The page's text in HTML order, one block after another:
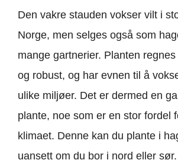
Den vakre stauden vokser vilt i
Norge, men selges også som
mange gartnerier. Planten
og robust, og har evnen til å
ulike miljøer. Det er dermed en
plante, noe som er en stor fordel
klimaet. Denne kan du plante i
uansett om du bor i nord eller sør.